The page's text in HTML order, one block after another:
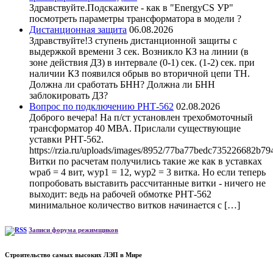
Здравствуйте.Подскажите - как в "EnergyCS УР"
посмотреть параметры трансформатора в модели ?
Дистанционная защита 06.08.2026
Здравствуйте!3 ступень дистанционной защиты с
выдержкой времени 3 сек. Возникло КЗ на линии (в
зоне действия ДЗ) в интервале (0-1) сек. (1-2) сек. при
наличии КЗ появился обрыв во вторичной цепи ТН.
Должна ли сработать БНН? Должна ли БНН
заблокировать ДЗ?
Вопрос по подключению РНТ-562 02.08.2026
Доброго вечера! На п/ст установлен трехобмоточный
трансформатор 40 МВА. Прислали существующие
уставки РНТ-562.
https://rzia.ru/uploads/images/8952/
Витки по расчетам получились такие же как в уставках
wраб = 4 вит, wур1 = 12, wур2 = 3 витка. Но если теперь
попробовать выставить рассчитанные витки - ничего не
выходит: ведь на рабочей обмотке РНТ-562
минимальное количество витков начинается с […]
Записи форума режимщиков
Строительство самых высоких ЛЭП в Мире